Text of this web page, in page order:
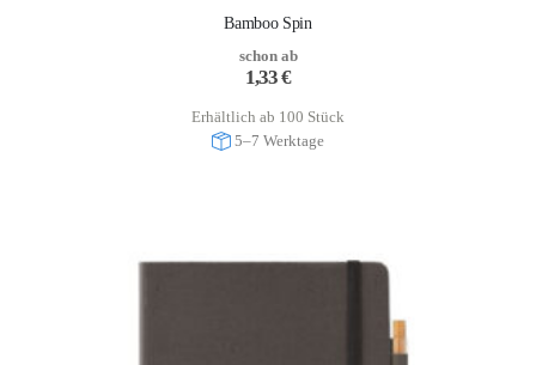
Bamboo Spin
schon ab
1,33€
Erhältlich ab 100 Stück
5–7 Werktage